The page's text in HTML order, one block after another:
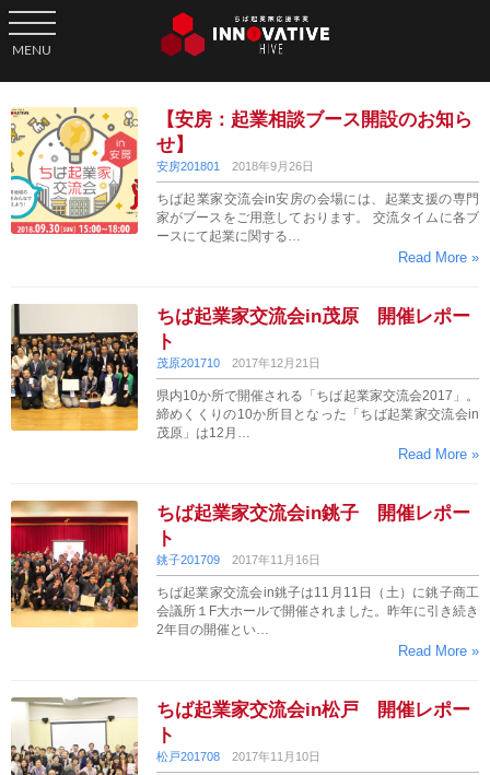
toggle navigation
MENU
【安房：起業相談ブース開設のお知ら
せ】
安房201801 2018年9月26日
ちば起業家交流会in安房の会場には、起業支援の専門
家がブースをご用意しております。 交流タイムに各ブ
ースにて起業に関する…
Read More »
ちば起業家交流会in茂原 開催レポー
ト
茂原201710 2017年12月21日
県内10か所で開催される「ちば起業家交流会2017」。
締めくくりの10か所目となった「ちば起業家交流会in
茂原」は12月…
Read More »
ちば起業家交流会in銚子 開催レポー
ト
銚子201709 2017年11月16日
ちば起業家交流会in銚子は11月11日（土）に銚子商工
会議所１F大ホールで開催されました。昨年に引き続き
2年目の開催とい…
Read More »
ちば起業家交流会in松戸 開催レポー
ト
松戸201708 2017年11月10日